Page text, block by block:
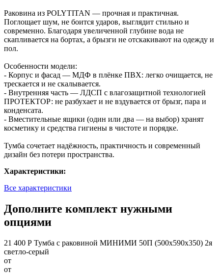
Раковина из POLYTITAN — прочная и практичная.
Поглощает шум, не боится ударов, выглядит стильно и
современно. Благодаря увеличенной глубине вода не
скапливается на бортах, а брызги не отскакивают на одежду и
пол.
Особенности модели:
- Корпус и фасад — МДФ в плёнке ПВХ: легко очищается, не
трескается и не скалывается.
- Внутренняя часть — ЛДСП с влагозащитной технологией
ПРОТЕКТОР: не разбухает и не вздувается от брызг, пара и
конденсата.
- Вместительные ящики (один или два — на выбор) хранят
косметику и средства гигиены в чистоте и порядке.
Тумба сочетает надёжность, практичность и современный
дизайн без потери пространства.
Характеристики:
Все характеристики
Дополните комплект нужными
опциями
21 400 Р Тумба с раковиной МИНИМИ 50П (500x590x350) 2я
светло-серый
от
от